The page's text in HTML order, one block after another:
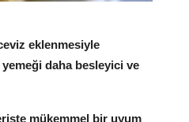
eklenmesiyle
yemeği daha besleyici ve
mükemmel bir uyum